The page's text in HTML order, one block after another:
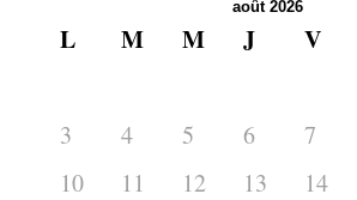
août 2026
L M M J V
3
4 5 6 7
10
11 12 13 14